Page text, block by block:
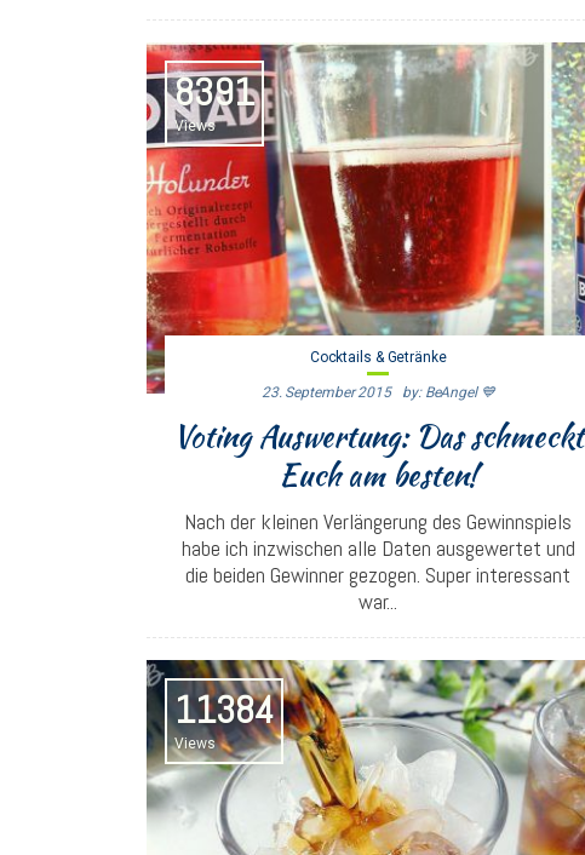
8391
Views
Cocktails & Getränke
23. September 2015 By: BeAngel 💙
Voting Auswertung: Das schmeckt
Euch am besten!
Nach der kleinen Verlängerung des Gewinnspiels
habe ich inzwischen alle Daten ausgewertet und
die beiden Gewinner gezogen. Super interessant
war...
11384
Views